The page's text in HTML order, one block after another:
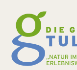
Suchen